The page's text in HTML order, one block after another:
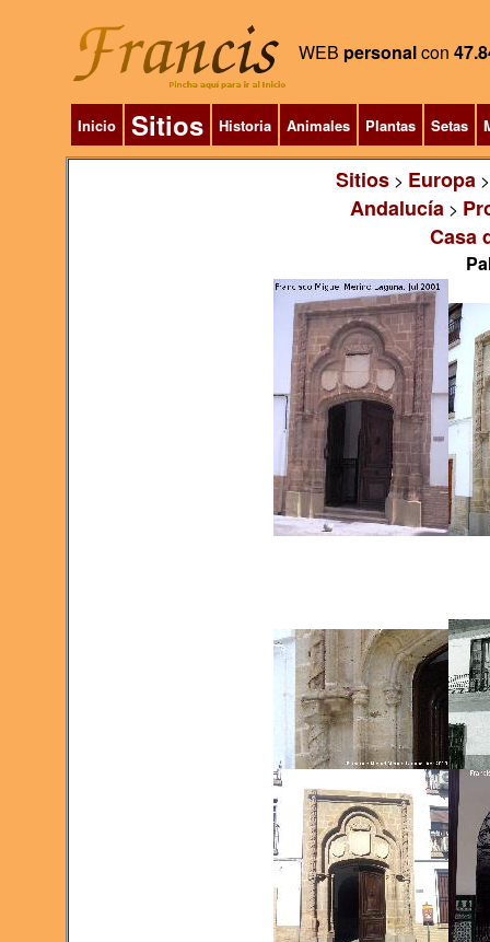
WEB personalcon
Inicio Sitios Historia Animales Plantas Setas
Sitios> Europa
Andalucía>
Casa